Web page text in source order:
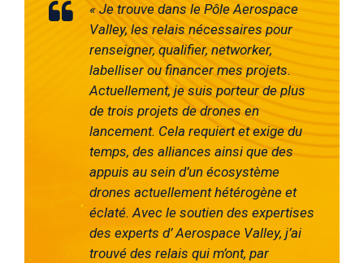
« Je trouve dans le PôleAerospace
Valley,les relais nécessaires pour
renseigner, qualifier, networker,
labelliser ou financer mes projets.
Actuellement, je suis porteur de plus
de trois projets de drones en
lancement. Cela requiertet exige du
temps, des alliances ainsi que des
appuis au sein d’un écosystème
drones actuellement hétérogène et
éclaté. Avec le soutien des expertises
des experts d’Aerospace Valley, j’ai
trouvé des relais qui m’ont, par